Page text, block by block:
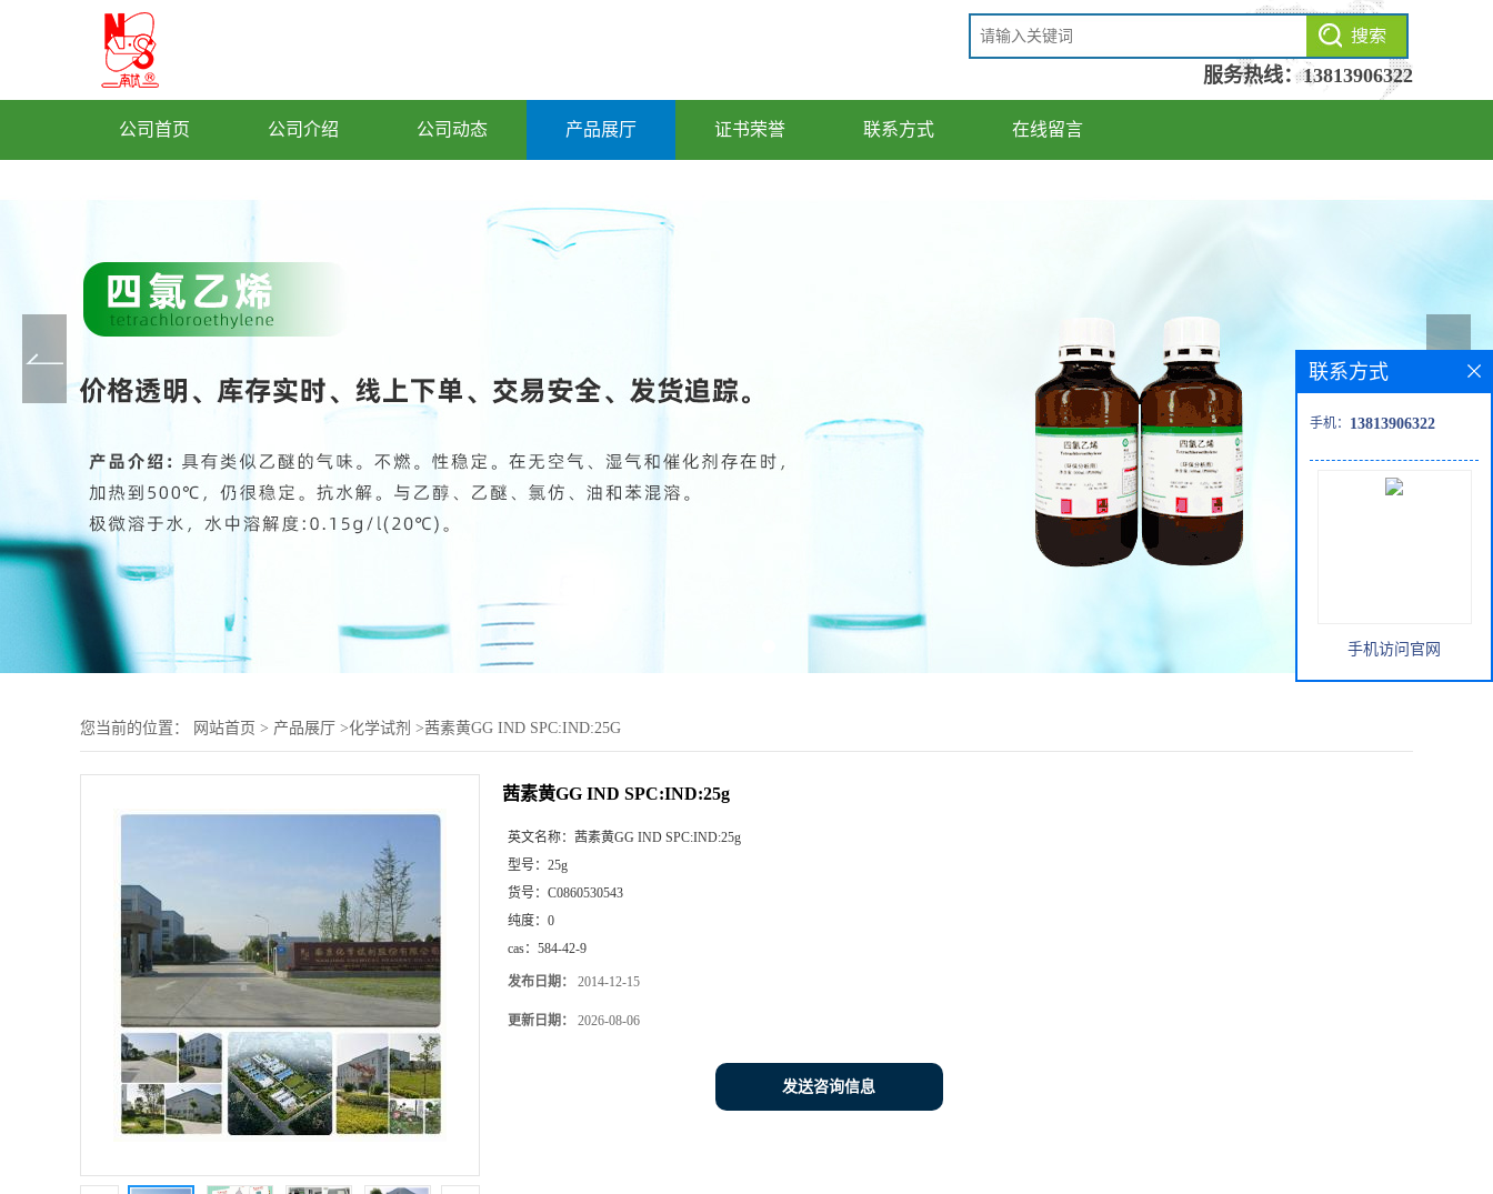
服务热线：13813906322
公司首页 公司介绍 公司动态 产品展厅 证书荣誉 联系方式 在线留言
您当前的位置： 网站首页 > 产品展厅 >化学试剂 >茜素黄GG IND SPC:IND:25G
茜素黄GG IND SPC:IND:25g
英文名称： 茜素黄GG IND SPC:IND:25g
型号： 25g
货号： C0860530543
纯度： 0
cas： 584-42-9
发布日期： 2014-12-15
更新日期： 2026-08-06
发送咨询信息
联系方式
手机： 13813906322
手机访问官网